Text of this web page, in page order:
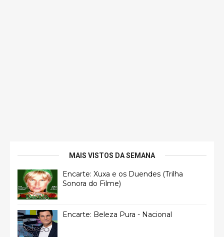
MAIS VISTOS DA SEMANA
Encarte: Xuxa e os Duendes (Trilha
Sonora do Filme)
Encarte: Beleza Pura - Nacional